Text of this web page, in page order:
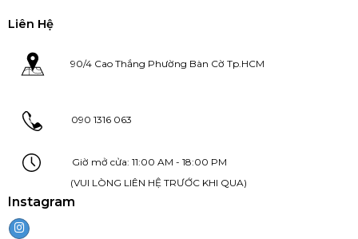
Liên Hệ
90/4 Cao Thắng Phường Bàn Cờ Tp.HCM
090 1316 063
Giờ mở cửa: 11:00 AM - 18:00 PM
(VUI LÒNG LIÊN HỆ TRƯỚC KHI QUA)
Instagram